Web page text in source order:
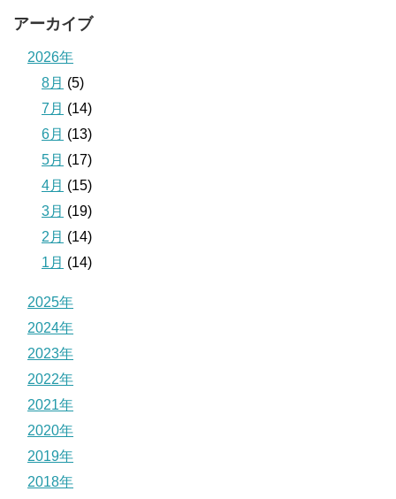
アーカイブ
2026年
8月 (5)
7月 (14)
6月 (13)
5月 (17)
4月 (15)
3月 (19)
2月 (14)
1月 (14)
2025年
2024年
2023年
2022年
2021年
2020年
2019年
2018年